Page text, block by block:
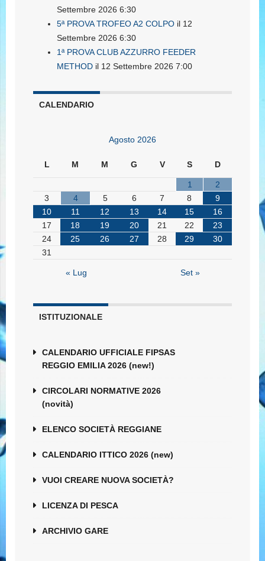
Settembre 2026 6:30
5ª PROVA TROFEO A2 COLPO il 12
Settembre 2026 6:30
1ª PROVA CLUB AZZURRO FEEDER
METHOD il 12 Settembre 2026 7:00
CALENDARIO
Agosto 2026
L M M G V S D
1
2
3
4 5 6 7 8
9
10
11 12 13 14 15
16
17
18 19 20 21 22
23
24
25 26 27 28 29
30
31
« Lug Set »
ISTITUZIONALE
CALENDARIO UFFICIALE FIPSAS
REGGIO EMILIA 2026 (new!)
CIRCOLARI NORMATIVE 2026
(novità)
ELENCO SOCIETÀ REGGIANE
CALENDARIO ITTICO 2026 (new)
VUOI CREARE NUOVA SOCIETÀ?
LICENZA DI PESCA
ARCHIVIO GARE